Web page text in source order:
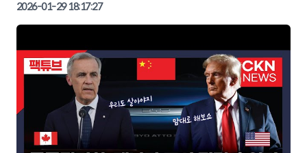
2026-01-29 18:17:27